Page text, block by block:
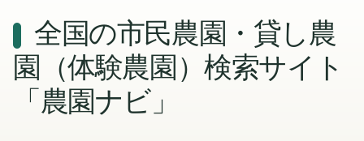
全国の市民農園・貸し農
園（体験農園）検索サイト
「農園ナビ」